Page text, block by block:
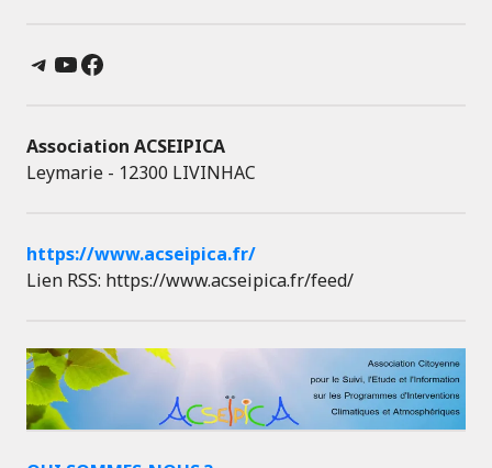
Telegram
YouTube
Facebook
Association ACSEIPICA
Leymarie - 12300 LIVINHAC
https://www.acseipica.fr/
Lien RSS: https://www.acseipica.fr/feed/